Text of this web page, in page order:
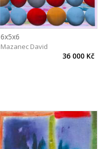
6x5x6
Mazanec David
36 000 Kč